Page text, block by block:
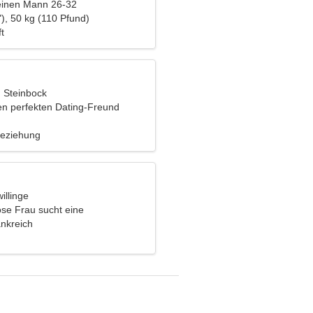
Mann 26-32
50 kg (110 Pfund)
Steinbock
perfekten Dating-Freund
Frau sucht eine